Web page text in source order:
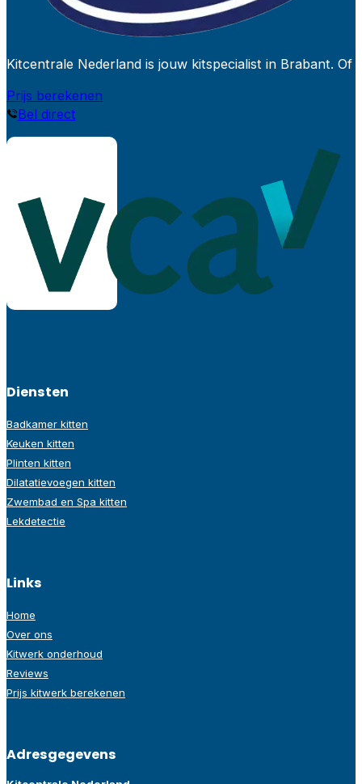
Kitcentrale Nederland is jouw kitspecialist in Brabant.
Prijs berekenen
Bel direct
Diensten
Badkamer kitten
Keuken kitten
Plinten kitten
Dilatatievoegen kitten
Zwembad en Spa kitten
Lekdetectie
Links
Home
Over ons
Kitwerk onderhoud
Reviews
Prijs kitwerk berekenen
Adresgegevens